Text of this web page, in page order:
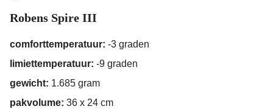
Robens Spire III
comforttemperatuur: -3 graden
limiettemperatuur: -9 graden
gewicht: 1.685 gram
pakvolume: 36 x 24 cm